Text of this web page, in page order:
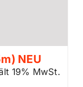
NEU
19% MwSt.